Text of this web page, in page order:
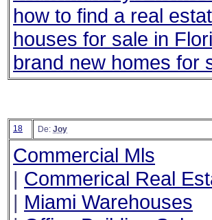
how to find a real
houses for sale in
brand new homes for
18 De: Joy
Commercial Mls
| Commerical Real
| Miami Warehouses